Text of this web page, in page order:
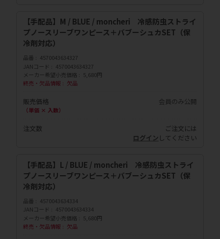
【手配品】M / BLUE / moncheri 冷感防虫ストライ
プノースリーブワンピース＋バブーシュカSET（保
冷剤対応）
品番
4570043634327
JANコード
4570043634327
メーカー希望小売価格
5,680円
終売・欠品情報
欠品
販売価格
（単価 × 入数）
会員のみ公開
注文数
ご注文には
ログイン してください
【手配品】L / BLUE / moncheri 冷感防虫ストライ
プノースリーブワンピース＋バブーシュカSET（保
冷剤対応）
品番
4570043634334
JANコード
4570043634334
メーカー希望小売価格
5,680円
終売・欠品情報
欠品